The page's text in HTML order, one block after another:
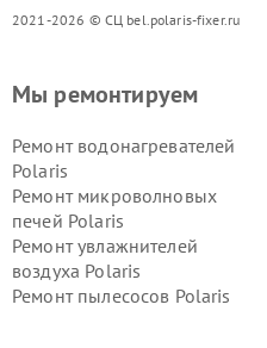
2021-2026 © СЦ bel.polaris-fixer.ru
Мы ремонтируем
Ремонт водонагревателей
Polaris
Ремонт микроволновых
печей Polaris
Ремонт увлажнителей
воздуха Polaris
Ремонт пылесосов Polaris